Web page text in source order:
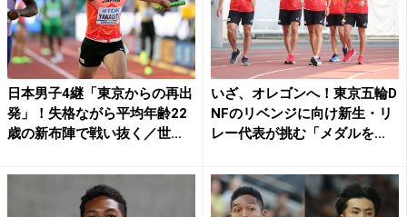
日本男子4継「東京からの再出
発」！失格ながら平均年齢22
歳の新布陣で戦い抜く／世...
いざ、オレゴンへ！東京五輪D
NFのリベンジに向け新生・リ
レー代表が挑む「メダルを...